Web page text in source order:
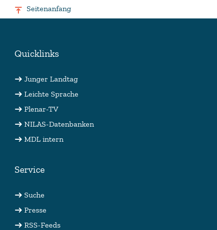
Seitenanfang
Quicklinks
Junger Landtag
Leichte Sprache
Plenar-TV
NILAS-Datenbanken
MDL intern
Service
Suche
Presse
RSS-Feeds